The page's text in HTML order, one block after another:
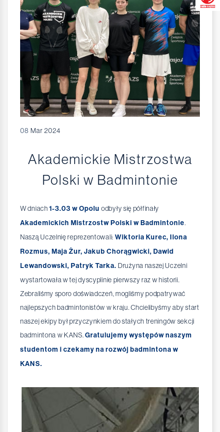
08 Mar 2024
Akademickie Mistrzostwa
Polski w Badmintonie
W dniach1-3.03 w Opolu odbyły się półfinały
Akademickich Mistrzostw Polski w Badmintonie.
Naszą Uczelnię reprezentowali: Wiktoria Kurec, Ilona
Rozmus, Maja Żur, Jakub Chorągwicki, Dawid
Lewandowski, Patryk Tarka. Drużyna naszej Uczelni
wystartowała w tej dyscyplinie pierwszy raz w historii.
Zebraliśmy sporo doświadczeń, mogliśmy podpatrywać
najlepszych badmintonistów w kraju. Chcielibyśmy aby start
naszej ekipy był przyczynkiem do stałych treningów sekcji
badmintona w KANS.Gratulujemy występów naszym
studentom i czekamy na rozwój badmintona w
KANS.